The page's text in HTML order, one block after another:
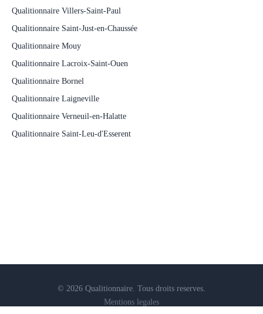
Qualitionnaire Villers-Saint-Paul
Qualitionnaire Saint-Just-en-Chaussée
Qualitionnaire Mouy
Qualitionnaire Lacroix-Saint-Ouen
Qualitionnaire Bornel
Qualitionnaire Laigneville
Qualitionnaire Verneuil-en-Halatte
Qualitionnaire Saint-Leu-d'Esserent
© 2026 Qualitionnaire. Tous droits reserves.
Mentions legales